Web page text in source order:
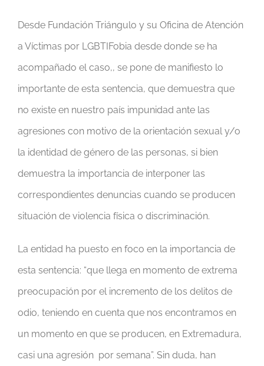
Desde Fundación Triángulo y su Oficina de Atención
a Víctimas por LGBTIFobia desde donde se ha
acompañado el caso,, se pone de manifiesto lo
importante de esta sentencia, que demuestra que
no existe en nuestro país impunidad ante las
agresiones con motivo de la orientación sexual y/o
la identidad de género de las personas, si bien
demuestra la importancia de interponer las
correspondientes denuncias cuando se producen
situación de violencia física o discriminación.
La entidad ha puesto en foco en la importancia de
esta sentencia: “que llega en momento de extrema
preocupación por el incremento de los delitos de
odio, teniendo en cuenta que nos encontramos en
un momento en que se producen, en Extremadura,
casi una agresión por semana”. Sin duda, han